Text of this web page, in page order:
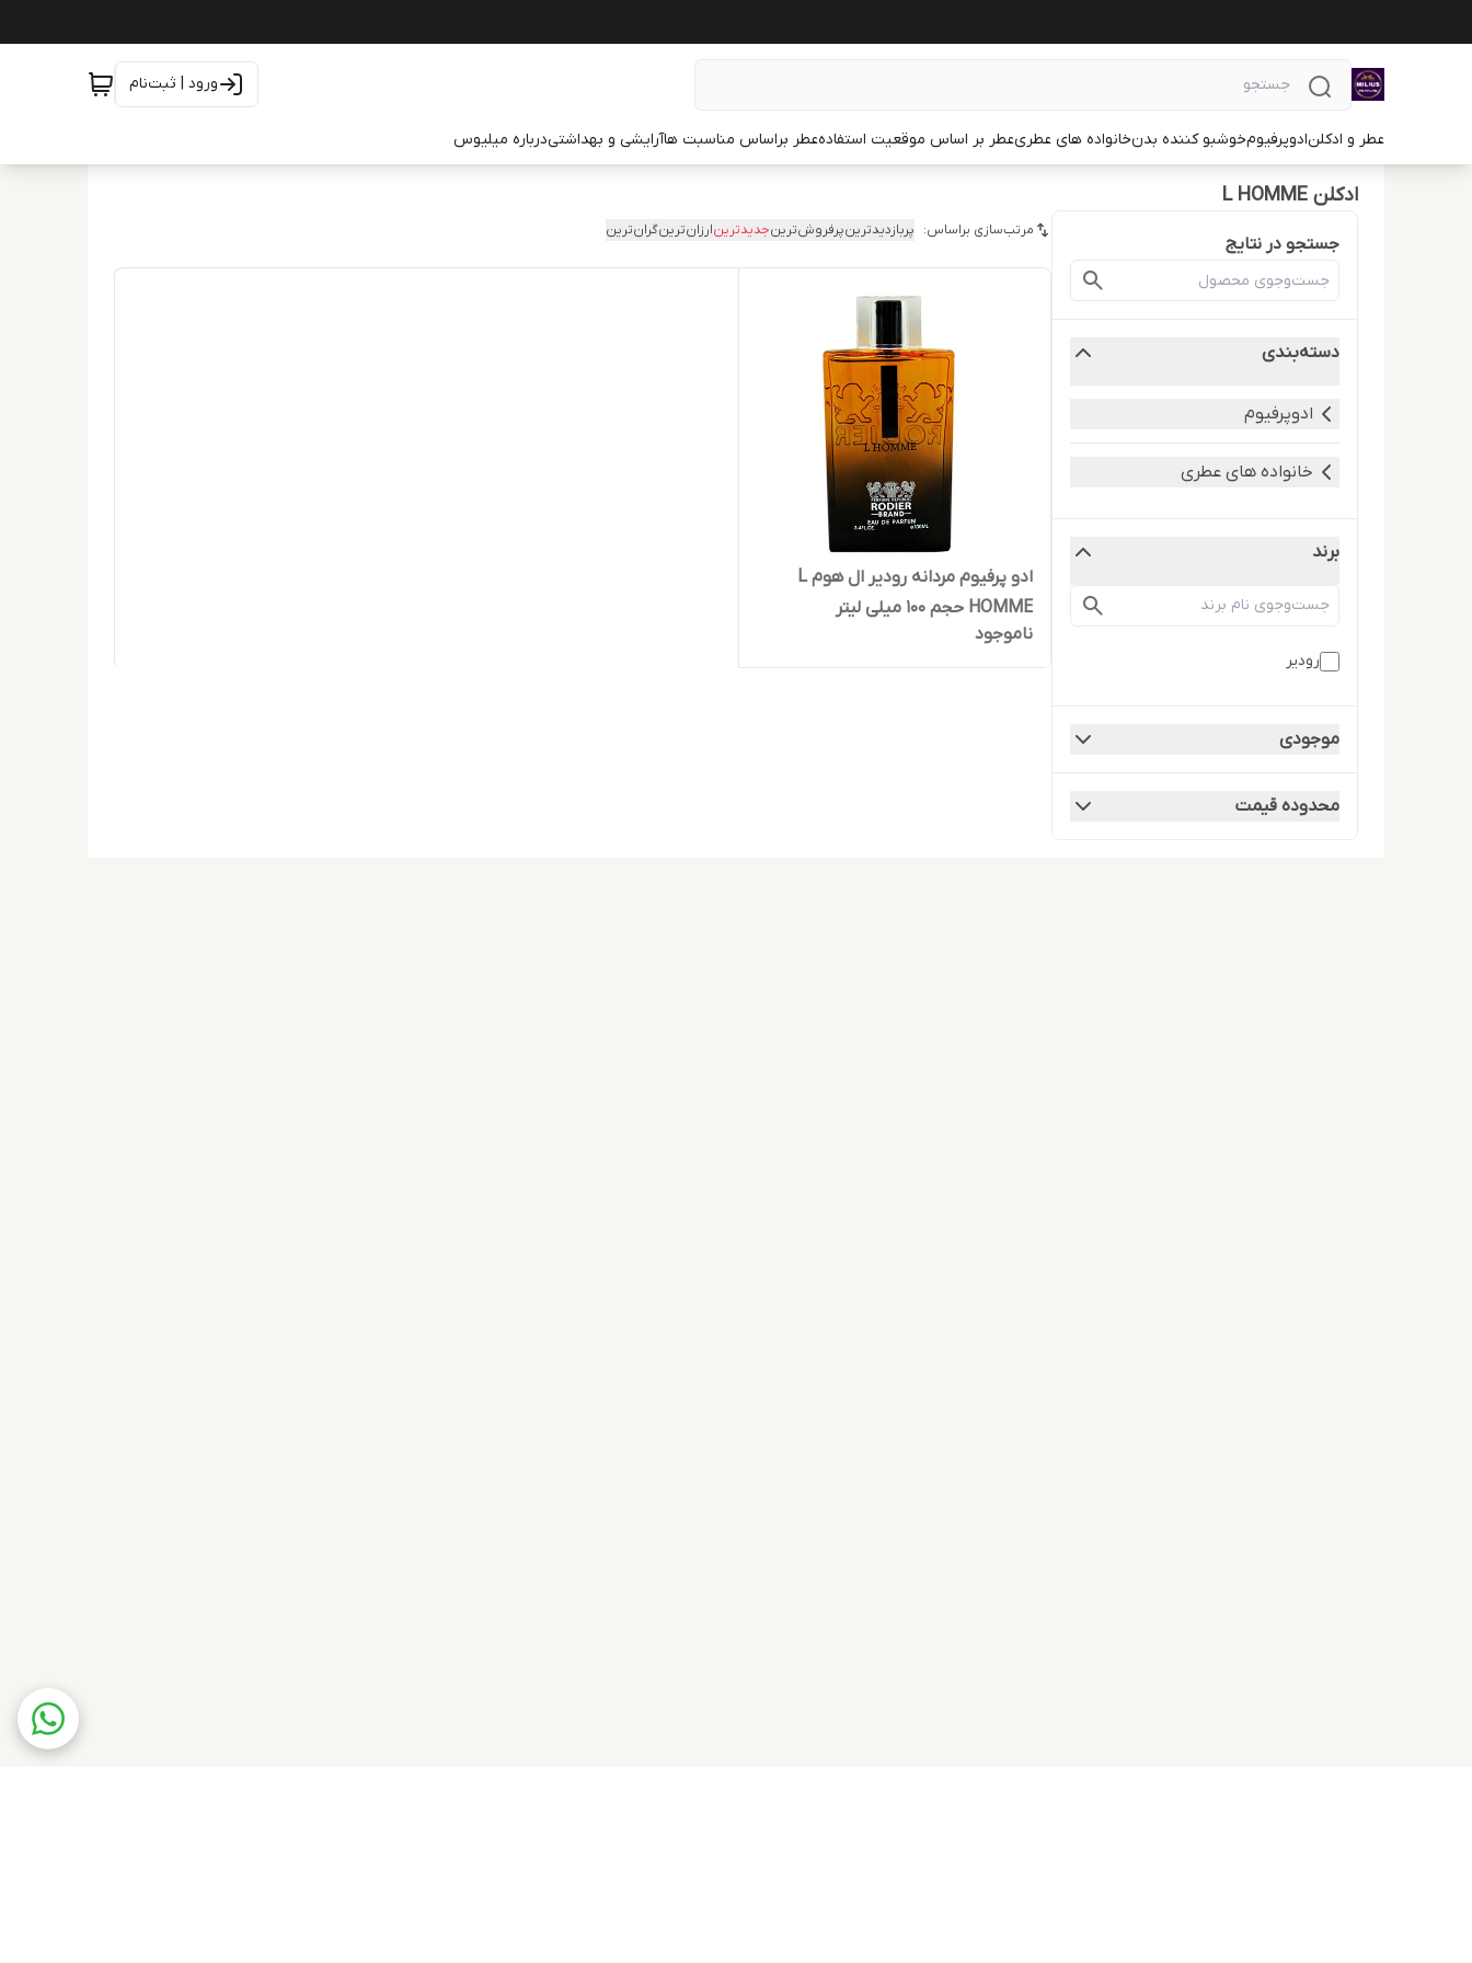
ورود | ثبت‌نام
عطر و ادکلنادوپرفیومخوشبو کننده بدنخانواده های عطریعطر بر اساس موقعیت استفادهعطر براساس مناسبت هاآرایشی و بهداشتیدرباره میلیوس
ادکلن L HOMME
جستجو در نتایج
دسته‌بندی
ادوپرفیوم
خانواده های عطری
برند
رودیر
موجودی
محدوده قیمت
مرتب‌سازی براساس: پربازدیدترینپرفروش‌ترینجدیدترینارزان‌ترینگران‌ترین
ادو پرفیوم مردانه رودیر ال هوم L
HOMME حجم 100 میلی لیتر
ناموجود